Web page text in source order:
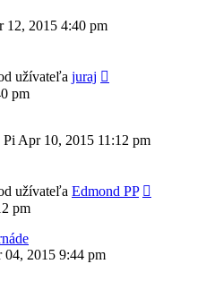
12, 2015 4:40 pm
užívateľa juraj
pm
Pi Apr 10, 2015 11:12 pm
užívateľa Edmond PP
pm
04, 2015 9:44 pm